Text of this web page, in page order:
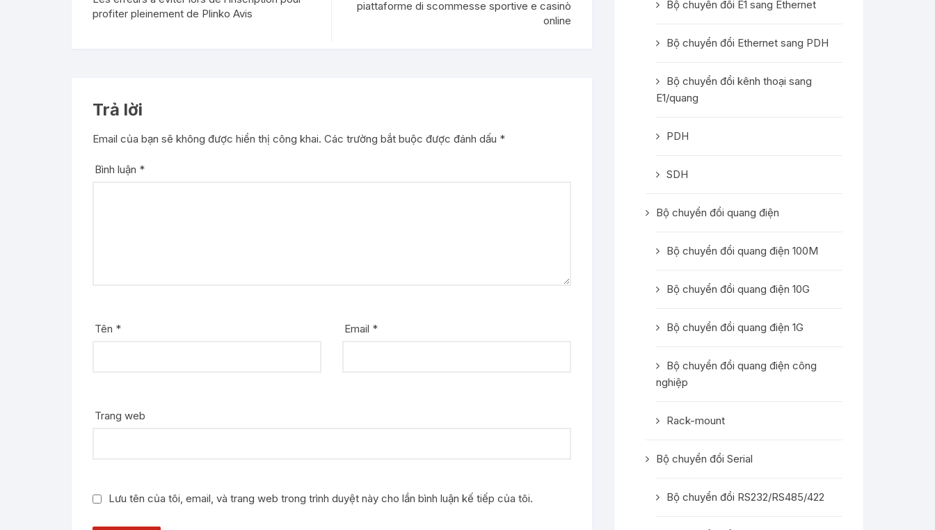
profiter pleinement de Plinko Avis
piattaforme di scommesse sportive e casinò
online
Trả lời
Email của bạn sẽ không được hiển thị công khai. Các trường bắt buộc được đánh dấu *
Bình luận *
Tên * Email *
Trang web
Lưu tên của tôi, email, và trang web trong trình duyệt này cho lần bình luận kế tiếp của tôi.
Bộ chuyển đổi E1 sang Ethernet
Bộ chuyển đổi Ethernet sang PDH
Bộ chuyển đổi kênh thoại sang
E1/quang
PDH
SDH
Bộ chuyển đổi quang điện
Bộ chuyển đổi quang điện 100M
Bộ chuyển đổi quang điện 10G
Bộ chuyển đổi quang điện 1G
Bộ chuyển đổi quang điện công
nghiệp
Rack-mount
Bộ chuyển đổi Serial
Bộ chuyển đổi RS232/RS485/422